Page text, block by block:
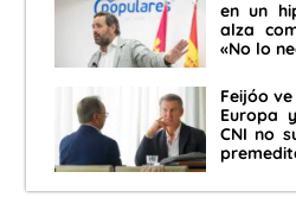
en un
alza
«No lo
Feijóo
Europa
CNI no